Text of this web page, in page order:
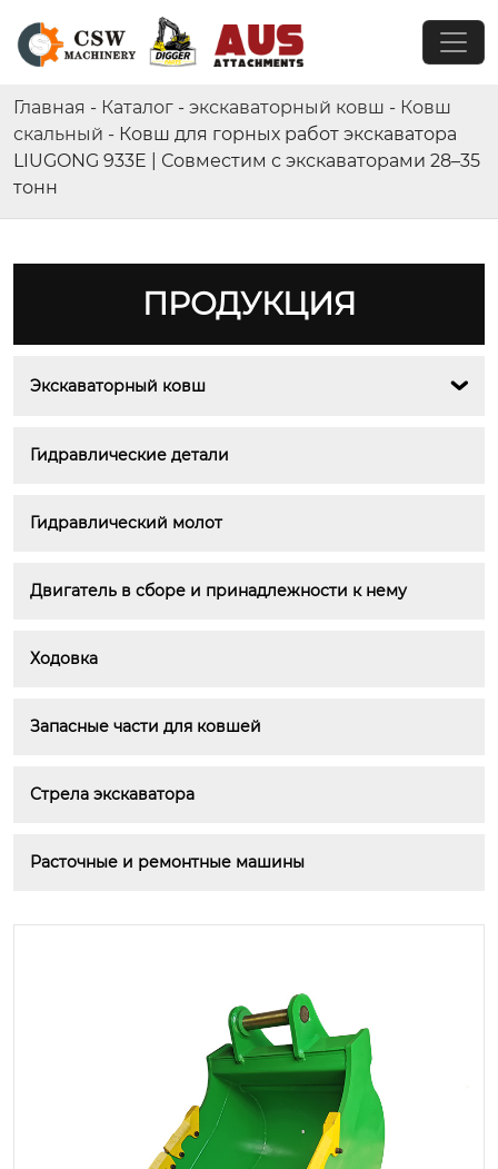
Главная - Каталог - экскаваторный ковш - Ковш
скальный - Ковш для горных работ экскаватора
LIUGONG 933E | Совместим с экскаваторами 28–35
тонн
ПРОДУКЦИЯ
Экскаваторный ковш 
Гидравлические детали
Гидравлический молот
Двигатель в сборе и принадлежности к нему
Ходовка
Запасные части для ковшей
Стрела экскаватора
Расточные и ремонтные машины